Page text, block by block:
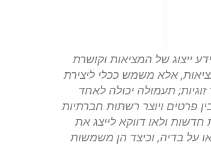
ייצוג של המציאות וקושרת
אלא משמש ככלי ליצירת
תעמולה יכולה לאחד
פרטים ויוצר רשתות חברתיות
ולאו דווקא לייצג את
על בדיה, וכיצד הן משמשות